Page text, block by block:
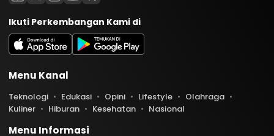
Ikuti Perkembangan Kami di
Menu Kanal
Teknologi Edukasi Opini Lifestyle
Olahraga
Kuliner
Hiburan Kesehatan Nasional
Menu Informasi